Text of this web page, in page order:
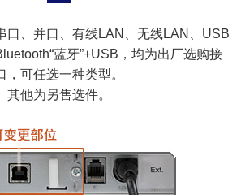
口、并口、有线LAN、无线LAN、USB
蓝牙”+USB，均为出厂选购接
，可任选一种类型。
其他为另售选件。